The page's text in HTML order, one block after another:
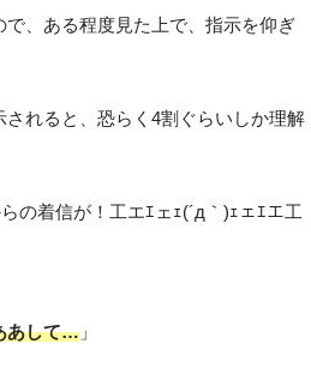
、ある程度見た上で、指示を仰ぎ
れると、恐らく4割ぐらいしか理解
の着信が！工エｴェｪ(´д｀)ｪェｴエ工
あして… 」